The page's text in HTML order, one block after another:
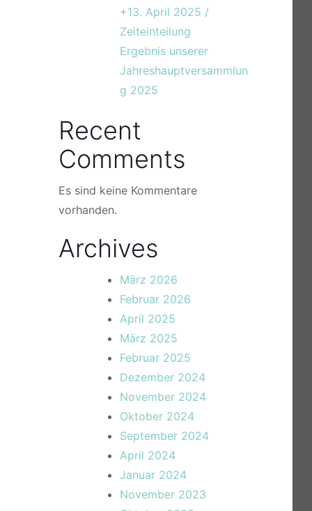
+13. April 2025 /
Zeiteinteilung
Ergebnis unserer
Jahreshauptversammlun
g 2025
Recent
Comments
Es sind keine Kommentare
vorhanden.
Archives
März 2026
Februar 2026
April 2025
März 2025
Februar 2025
Dezember 2024
November 2024
Oktober 2024
September 2024
April 2024
Januar 2024
November 2023